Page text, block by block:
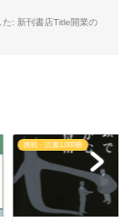
: 新刊書店Title開業の
挑戦・読書1,000冊